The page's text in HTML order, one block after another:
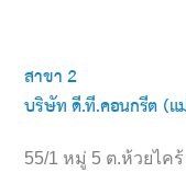
สาขา 2
บริษัท ดี.ที.คอนกรีต (แ
55/1 หมู่ 5 ต.ห้วยไค